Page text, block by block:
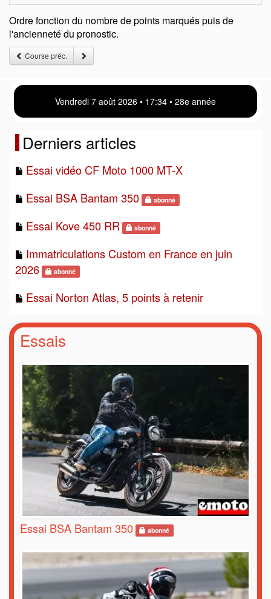
Ordre fonction du nombre de points marqués puis de
l'ancienneté du pronostic.
Course préc.
Vendredi 7 août 2026 • 17 34 • 28e année
Derniers articles
Essai vidéo CF Moto 1000 MT-X
Essai BSA Bantam 350
abonné
Essai Kove 450 RR abonné
Immatriculations Custom en France en juin
2026
abonné
Essai Norton Atlas, 5 points à retenir
Essais
Essai BSA Bantam 350 abonné